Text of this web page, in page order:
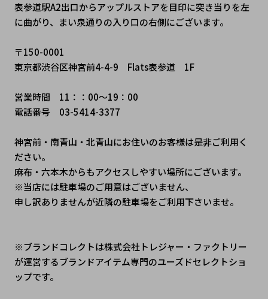
表参道駅A2出口からアップルストアを目印に突き当りを左
に曲がり、まい泉通りの入り口の右側にございます。
〒150-0001
東京都渋谷区神宮前4-4-9　Flats表参道　1F
営業時間　11：：00～19：00
電話番号　03-5414-3377
神宮前・南青山・北青山にお住いのお客様は是非ご利用く
ださい。
麻布・六本木からもアクセスしやすい場所にございます。
※当店には駐車場のご用意はございません、
申し訳ありませんが近隣の駐車場をご利用下さいませ。
※ブランドコレクトは株式会社トレジャー・ファクトリー
が運営するブランドアイテム専門のユーズドセレクトショ
ップです。